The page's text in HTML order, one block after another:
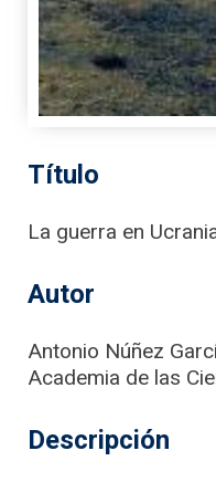
Título
La guerra en
Autor
Antonio Núñez
Academia de las
Descripción